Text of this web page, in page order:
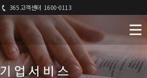
365 고객센터 1600-0113
기업서비스